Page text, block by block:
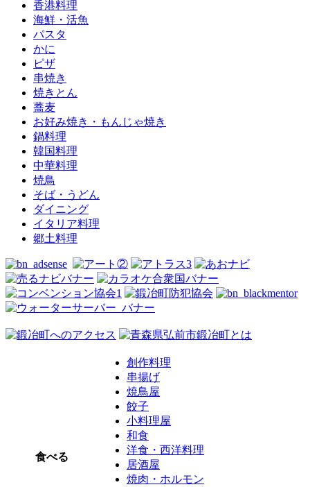
香港料理
海鮮・活魚
パスタ
かに
ピザ
串焼き
焼きとん
蕎麦
お好み焼き・もんじゃ焼き
鍋料理
韓国料理
中華料理
焼鳥
そば・うどん
ダイニング
イタリア料理
郷土料理
食べる
創作料理
串揚げ
焼鳥屋
餃子
小料理屋
和食
洋食・西洋料理
居酒屋
焼肉・ホルモン